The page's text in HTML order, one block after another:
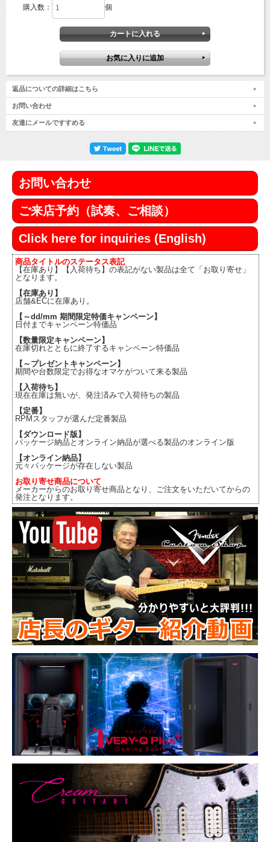
購入数： 個
返品についての詳細はこちら
お問い合わせ
友達にメールですすめる
お問い合わせ
ご来店予約（試奏、ご相談）
Click here for inquiries (English)
商品タイトルのステータス表記
【在庫あり】【入荷待ち】の表記がない製品は全て「お取り寄せ」
となります。
【在庫あり】
店舗&ECに在庫あり。
【～dd/mm 期間限定特価キャンペーン】
日付までキャンペーン特価品
【数量限定キャンペーン】
在庫切れとともに終了するキャンペーン特価品
【～プレゼントキャンペーン】
期間や台数限定でお得なオマケがついて来る製品
【入荷待ち】
現在在庫は無いが、発注済みで入荷待ちの製品
【定番】
RPMスタッフが選んだ定番製品
【ダウンロード版】
パッケージ納品とオンライン納品が選べる製品のオンライン版
【オンライン納品】
元々パッケージが存在しない製品
お取り寄せ商品について
メーカーからのお取り寄せ商品となり、ご注文をいただいてからの
発注となります。